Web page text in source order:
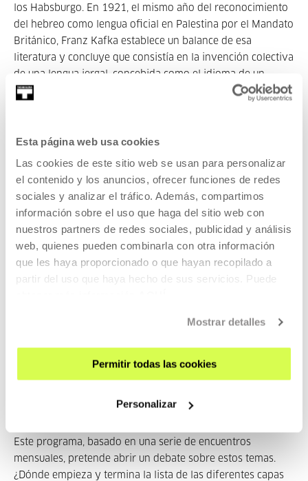
Esta página web usa cookies
Las cookies de este sitio web se usan para personalizar
el contenido y los anuncios, ofrecer funciones de redes
sociales y analizar el tráfico. Además, compartimos
información sobre el uso que haga del sitio web con
nuestros partners de redes sociales, publicidad y análisis
web, quienes pueden combinarla con otra información
que les haya proporcionado o que hayan recopilado a
partir del uso que haya hecho de sus servicios. Puede
Mostrar detalles
Permitir todas las cookies
Personalizar
los Habsburgo. En 1921, el mismo año del reconocimiento
del hebreo como lengua oficial en Palestina por el Mandato
Británico, Franz Kafka establece un balance de esa
literatura y concluye que consistía en la invención colectiva
de una lengua jergal, concebida como el idioma de un
nuevo pueblo judío por venir. La
devenían-gitano al extraer, fundir, templar, forjar y refundir
el «Papierdeutsch» (alemán de papel).
Pertenece a Orotariko ekologia bat
Invitados/as
Jun Fujita Hioshe
Nacido en Tokio en 1971. Profesor de la civilización
Orotariko ekologia bat
Este programa, basado en una serie de encuentros
mensuales, pretende abrir un debate sobre estos temas.
¿Dónde empieza y termina la lista de las diferentes capas